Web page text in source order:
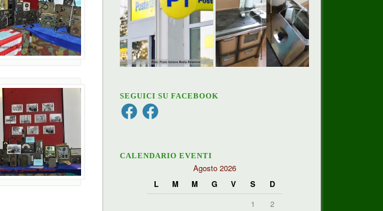
SEGUICI SU FACEBOOK
FacebookFacebook
CALENDARIO EVENTI
Agosto 2026
L
M M G V S
D
1
2